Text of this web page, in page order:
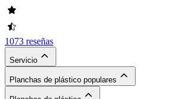
1073 reseñas
Servicio
Planchas de plástico populares